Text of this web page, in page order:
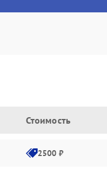
Стоимость
2500 ₽